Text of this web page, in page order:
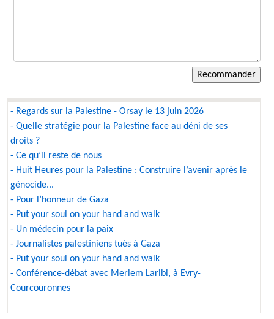
- Regards sur la Palestine - Orsay le 13 juin 2026
- Quelle stratégie pour la Palestine face au déni de ses
droits ?
- Ce qu’il reste de nous
- Huit Heures pour la Palestine : Construire l’avenir après le
génocide...
- Pour l’honneur de Gaza
- Put your soul on your hand and walk
- Un médecin pour la paix
- Journalistes palestiniens tués à Gaza
- Put your soul on your hand and walk
- Conférence-débat avec Meriem Laribi, à Evry-
Courcouronnes